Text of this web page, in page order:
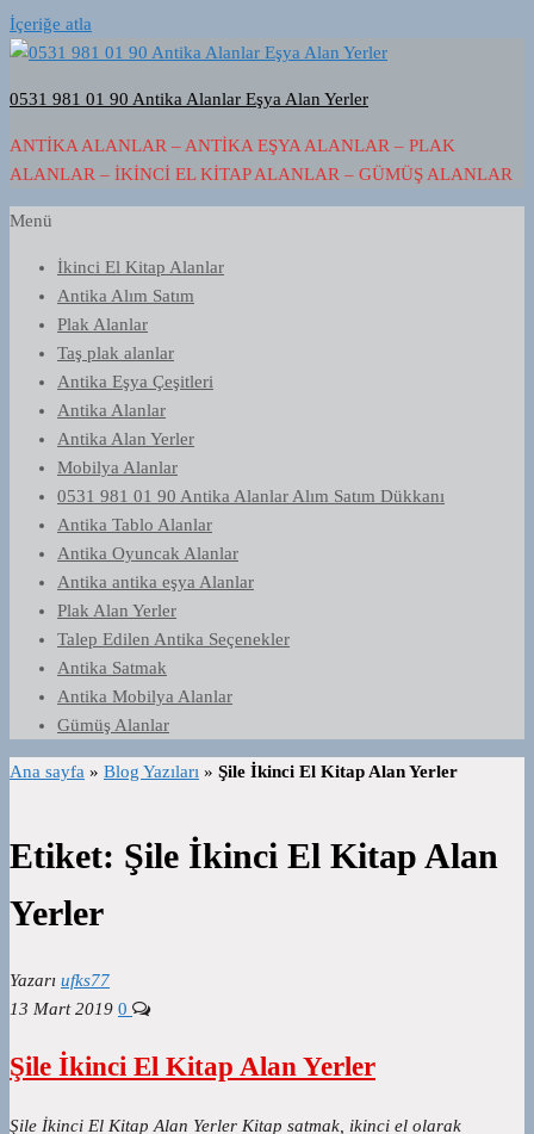
İçeriğe atla
0531 981 01 90 Antika Alanlar Eşya Alan Yerler
ANTIKA ALANLAR – ANTIKA EŞYA ALANLAR – PLAK
ALANLAR – İKINCI EL KITAP ALANLAR – GÜMÜŞ ALANLAR
Menü
İkinci El Kitap Alanlar
Antika Alım Satım
Plak Alanlar
Taş plak alanlar
Antika Eşya Çeşitleri
Antika Alanlar
Antika Alan Yerler
Mobilya Alanlar
0531 981 01 90 Antika Alanlar Alım Satım Dükkanı
Antika Tablo Alanlar
Antika Oyuncak Alanlar
Antika antika eşya Alanlar
Plak Alan Yerler
Talep Edilen Antika Seçenekler
Antika Satmak
Antika Mobilya Alanlar
Gümüş Alanlar
Ana sayfa » Blog Yazıları » Şile İkinci El Kitap Alan Yerler
Etiket: Şile İkinci El Kitap Alan
Yerler
Yazarı ufks77
13 Mart 2019 0
Şile İkinci El Kitap Alan Yerler
Şile İkinci El Kitap Alan Yerler Kitap satmak, ikinci el olarak